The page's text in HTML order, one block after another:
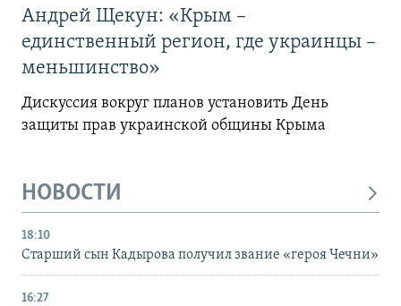
Андрей Щекун: «Крым –
единственный регион, где украинцы –
меньшинство»
Дискуссия вокруг планов установить День
защиты прав украинской общины Крыма
НОВОСТИ
18:10
Старший сын Кадырова получил звание «героя Чечни»
16:27